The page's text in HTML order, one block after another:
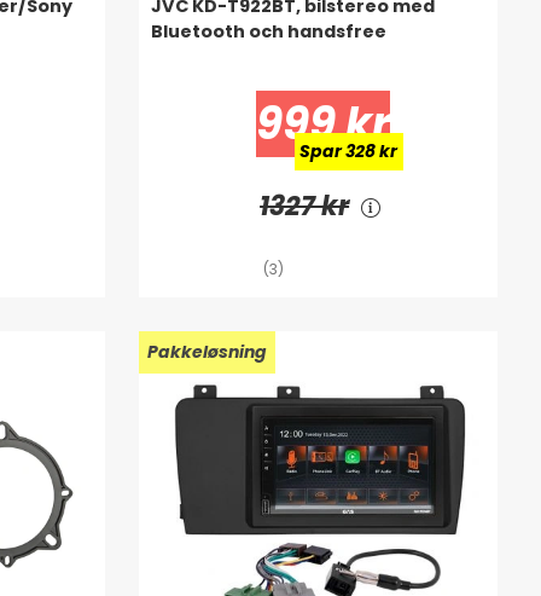
Sony
JVC KD-T922BT, bilstereo med
Bluetooth och handsfree
999 kr
Spar 328 kr
1327 kr
(3)
Pakkeløsning